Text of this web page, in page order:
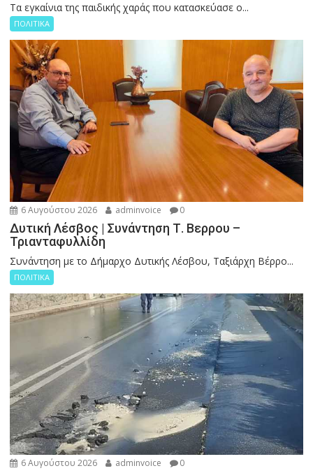
Tα εγκαίνια της παιδικής χαράς που κατασκεύασε ο...
ΠΟΛΙΤΙΚΑ
6 Αυγούστου 2026 adminvoice 0
Δυτική Λέσβος | Συνάντηση Τ. Βερρου –
Τριανταφυλλίδη
Συνάντηση με το Δήμαρχο Δυτικής Λέσβου, Ταξιάρχη Βέρρο...
ΠΟΛΙΤΙΚΑ
6 Αυγούστου 2026 adminvoice 0